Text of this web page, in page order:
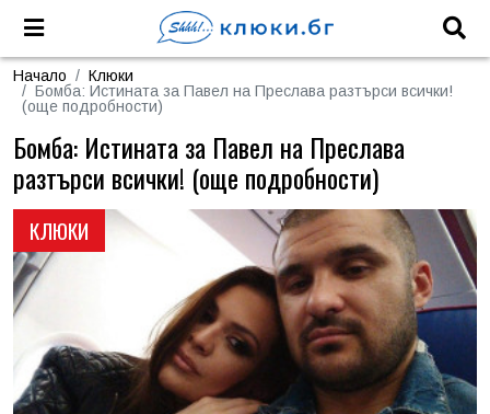
Начало
Клюки
Бомба: Истината за Павел на Преслава разтърси всички!
(още подробности)
КЛЮКИ
Бомба: Истината за Павел на Преслава
разтърси всички! (още подробности)